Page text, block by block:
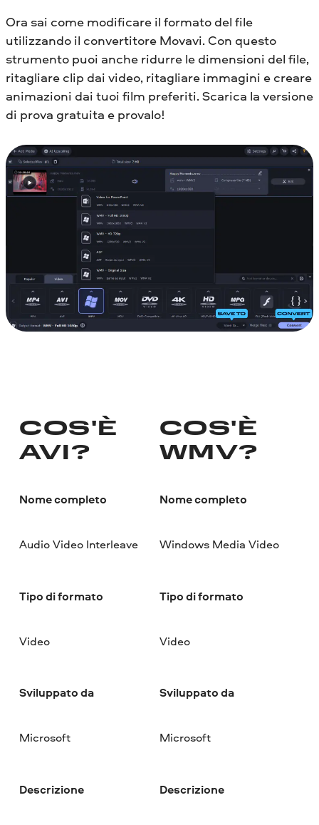
Ora sai come modificare il formato del file
utilizzando il convertitore Movavi. Con questo
strumento puoi anche ridurre le dimensioni del file,
ritagliare clip dai video, ritagliare immagini e creare
animazioni dai tuoi film preferiti. Scarica la versione
di prova gratuita e provalo!
COS'È
AVI?
Nome completo
Audio Video Interleave
Tipo di formato
Video
Sviluppato da
Microsoft
Descrizione
COS'È
WMV?
Nome completo
Windows Media Video
Tipo di formato
Video
Sviluppato da
Microsoft
Descrizione